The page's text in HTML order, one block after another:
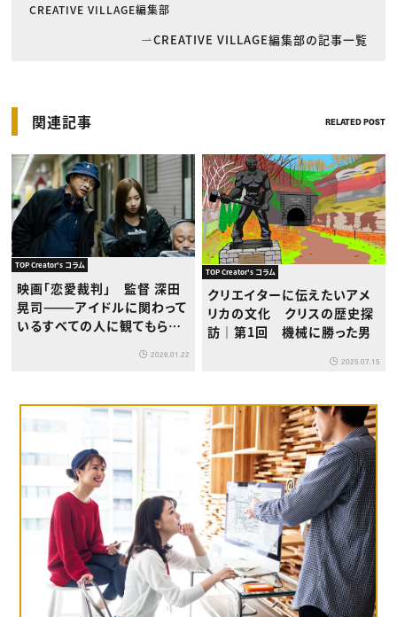
CREATIVE VILLAGE編集部
CREATIVE VILLAGE編集部の記事一覧
関連記事 RELATED POST
TOP Creator's コラム
映画「恋愛裁判」 監督 深田
晃司———アイドルに関わって
いるすべての人に観てもらい
2026.01.22
TOP Creator's コラム
クリエイターに伝えたいアメ
リカの文化 クリスの歴史探
訪｜第1回 機械に勝った男
2025.07.15